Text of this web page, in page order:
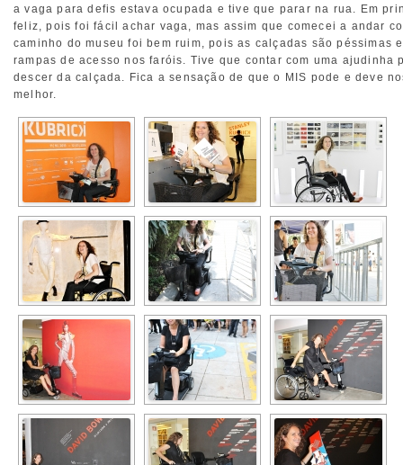
a vaga para defis estava ocupada e tive que parar na rua. Em
feliz, pois foi fácil achar vaga, mas assim que comecei a andar
caminho do museu foi bem ruim, pois as calçadas são péssimas
rampas de acesso nos faróis. Tive que contar com uma ajudinha
descer da calçada. Fica a sensação de que o MIS pode e deve
melhor.